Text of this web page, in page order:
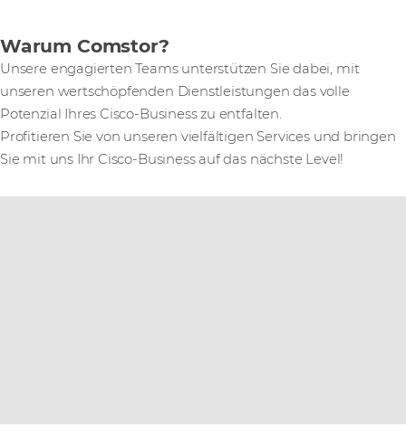
Warum Comstor?
Unsere engagierten Teams unterstützen Sie dabei, mit
unseren wertschöpfenden Dienstleistungen das volle
Potenzial Ihres Cisco-Business zu entfalten.
Profitieren Sie von unseren vielfältigen Services und bringen
Sie mit uns Ihr Cisco-Business auf das nächste Level!